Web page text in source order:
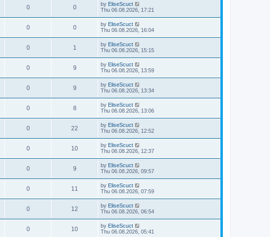
0 0 by EliseScuct
Thu 06.08.2026, 17:21
0 0 by EliseScuct
Thu 06.08.2026, 16:04
0 1 by EliseScuct
Thu 06.08.2026, 15:15
0 9 by EliseScuct
Thu 06.08.2026, 13:59
0 9 by EliseScuct
Thu 06.08.2026, 13:34
0 8 by EliseScuct
Thu 06.08.2026, 13:06
0 22 by EliseScuct
Thu 06.08.2026, 12:52
0 10 by EliseScuct
Thu 06.08.2026, 12:37
0 9 by EliseScuct
Thu 06.08.2026, 09:57
0 11 by EliseScuct
Thu 06.08.2026, 07:59
0 12 by EliseScuct
Thu 06.08.2026, 06:54
0 10 by EliseScuct
Thu 06.08.2026, 05:41